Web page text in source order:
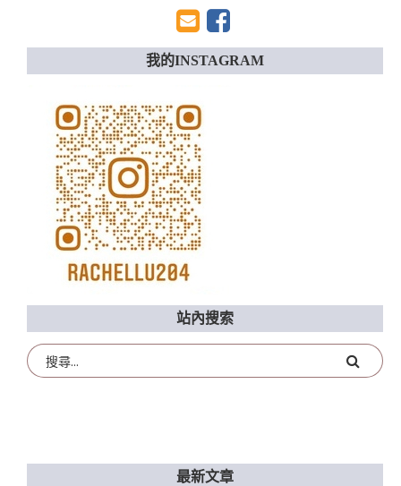
我的INSTAGRAM
站內搜索
最新文章